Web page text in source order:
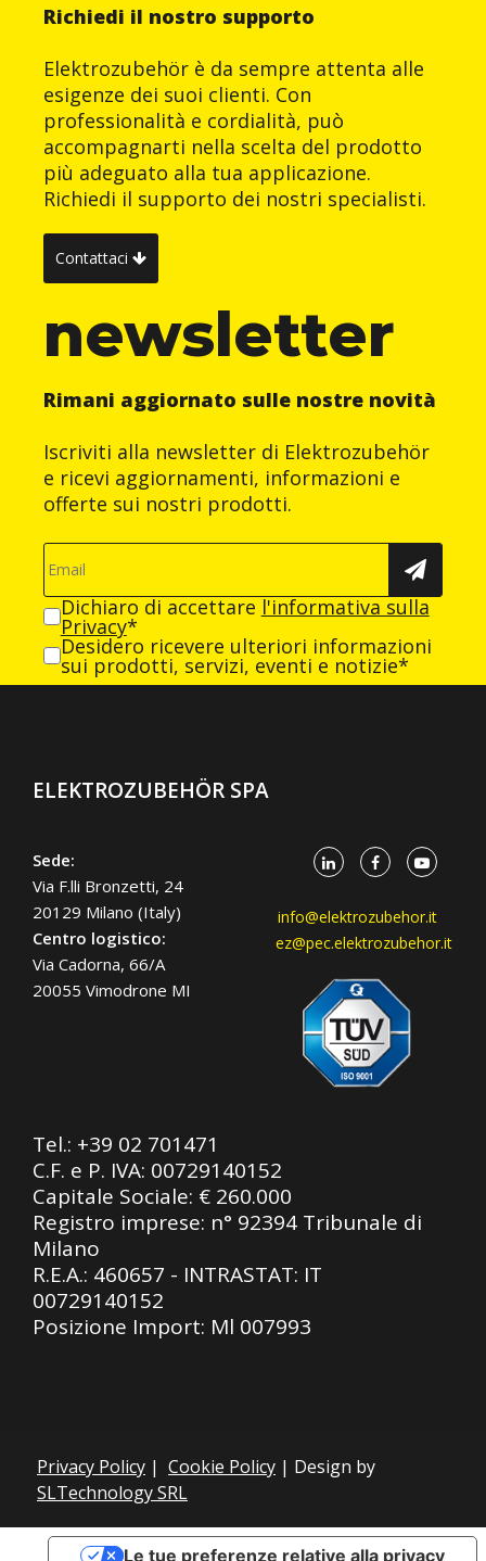
Richiedi il nostro supporto
Elektrozubehör è da sempre attenta alle
esigenze dei suoi clienti. Con
professionalità e cordialità, può
accompagnarti nella scelta del prodotto
più adeguato alla tua applicazione.
Richiedi il supporto dei nostri specialisti.
Contattaci
newsletter
Rimani aggiornato sulle nostre novità
Iscriviti alla newsletter di Elektrozubehör
e ricevi aggiornamenti, informazioni e
offerte sui nostri prodotti.
Dichiaro di accettare l'informativa sulla
Privacy*
Desidero ricevere ulteriori informazioni
sui prodotti, servizi, eventi e notizie*
ELEKTROZUBEHÖR SPA
Sede:
Via F.lli Bronzetti, 24
20129 Milano (Italy)
Centro logistico:
Via Cadorna, 66/A
20055 Vimodrone MI
info@elektrozubehor.it
ez@pec.elektrozubehor.it
Tel.: +39 02 701471
C.F. e P. IVA: 00729140152
Capitale Sociale: € 260.000
Registro imprese: n° 92394 Tribunale di
Milano
R.E.A.: 460657 - INTRASTAT: IT
00729140152
Posizione Import: Ml 007993
Privacy Policy | Cookie Policy | Design by
SLTechnology SRL
Le tue preferenze relative alla privacy